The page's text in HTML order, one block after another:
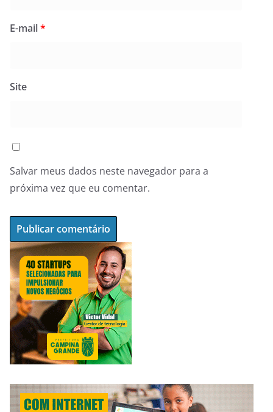
E-mail*
Site
Salvar meus dados neste navegador para a
próxima vez que eu comentar.